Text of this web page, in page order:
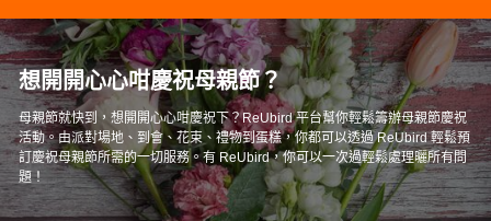
美
食
特
色
蛋
糕
朋
友
聚
會
慶
祝
活
動
攻
略
會
員
計
劃
會
員
社
交
想開開心心咁慶祝母親節？
母親節就快到，想開開心心咁慶祝下？ReUbird 平台幫你輕鬆籌辦母親節慶祝
活動。由派對場地、到會、花束、禮物到蛋糕，你都可以透過 ReUbird 輕鬆預
訂慶祝母親節所需的一切服務。有 ReUbird，你可以一次過輕鬆處理曬所有問
題！